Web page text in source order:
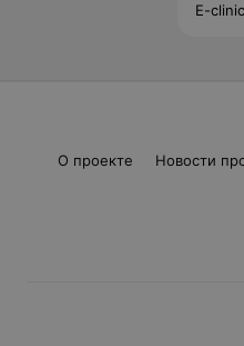
E-
О проекте Новости